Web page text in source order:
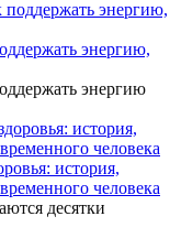
энергию,
энергию
история,
человека
десятки